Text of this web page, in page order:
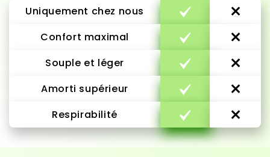
Uniquement chez nous
Confort maximal
Souple et léger
Amorti supérieur
Respirabilité